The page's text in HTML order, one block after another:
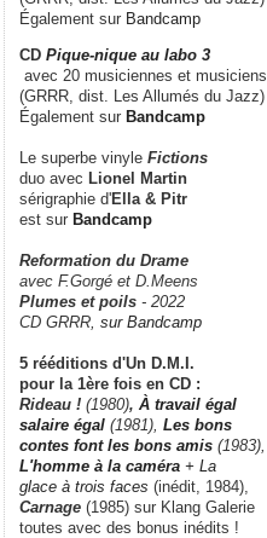
Également sur Bandcamp
CD Pique-nique au labo 3
avec 20 musiciennes et musiciens
(GRRR, dist. Les Allumés du Jazz)
Également sur Bandcamp
Le superbe vinyle Fictions
duo avec Lionel Martin
sérigraphie d'Ella & Pitr
est sur Bandcamp
Reformation du Drame
avec F.Gorgé et D.Meens
Plumes et poils - 2022
CD GRRR, sur Bandcamp
5 rééditions d'Un D.M.I.
pour la 1ère fois en CD :
Rideau ! (1980), À travail égal
salaire égal (1981), Les bons
contes font les bons amis (1983),
L'homme à la caméra + La
glace à trois faces (inédit, 1984),
Carnage (1985) sur Klang Galerie
toutes avec des bonus inédits !